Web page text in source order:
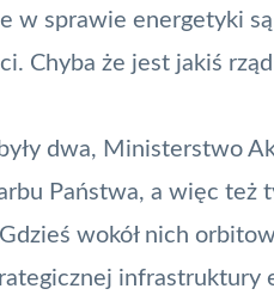
w sprawie energetyki
Chyba że jest jakiś
dwa, Ministerstwo
Państwa, a więc też
wokół nich
infrastruktury